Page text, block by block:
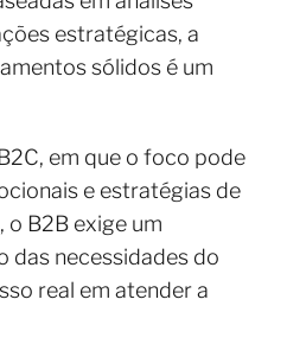
estratégicas, a
sólidos é um
em que o foco pode
e estratégias de
B2B exige um
das necessidades do
real em atender a